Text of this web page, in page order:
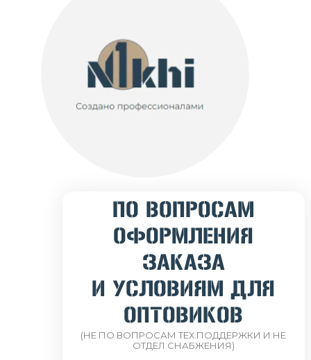
ПО ВОПРОСАМ
ОФОРМЛЕНИЯ
ЗАКАЗА
И УСЛОВИЯМ ДЛЯ
ОПТОВИКОВ
(НЕ ПО ВОПРОСАМ ТЕХ.ПОДДЕРЖКИ И НЕ
ОТДЕЛ СНАБЖЕНИЯ)